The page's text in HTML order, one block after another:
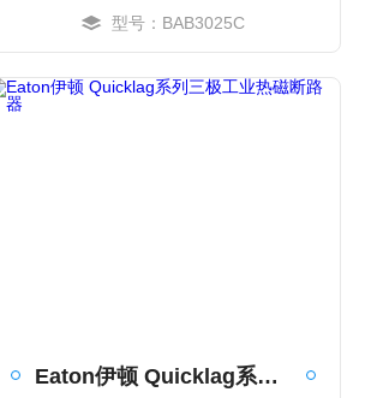
型号：BAB3025C
Eaton伊顿 Quicklag系列三极工业热磁断路器